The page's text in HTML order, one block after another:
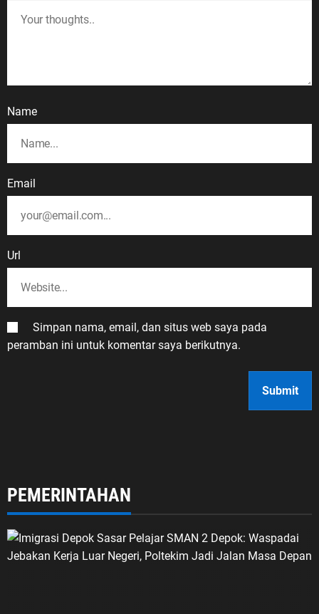
Name
Email
Url
Simpan nama, email, dan situs web saya pada
peramban ini untuk komentar saya berikutnya.
PEMERINTAHAN